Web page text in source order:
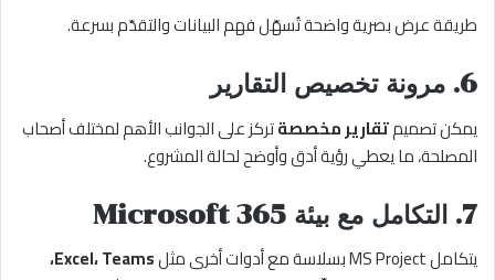
طريقة عرض بصرية واضحة تُسهّل فهم البيانات والتقدّم بسرعة.
6. مرونة تخصيص التقارير
يمكن تصميمتقارير مخصصةتركز على الجوانب الأهم لمختلف أصحاب
المصلحة، ما يعطي رؤية أدق وأوضح لحالة المشروع.
7. التكامل مع بيئة Microsoft 365
يتكامل MS Project بسلاسة مع أدوات أخرى مثل
Excel، Teams،